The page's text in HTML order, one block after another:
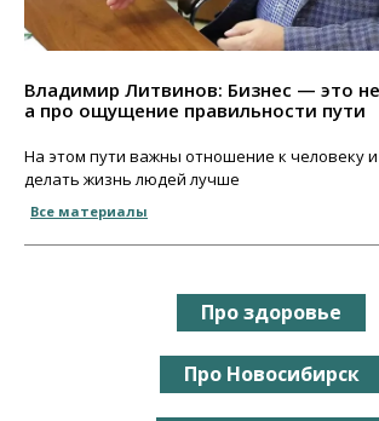
Владимир Литвинов: Бизнес — это
а про ощущение правильности пути
На этом пути важны отношение к человеку
делать жизнь людей лучше
Все материалы
Про здоровье
Про Новосибирск